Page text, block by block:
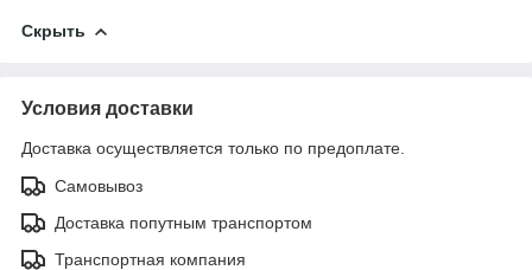
Скрыть
Условия доставки
Доставка осуществляется только по предоплате.
Самовывоз
Доставка попутным транспортом
Транспортная компания